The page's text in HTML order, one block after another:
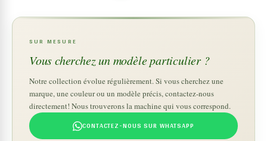
SUR MESURE
Vous cherchez un modèle particulier ?
Notre collection évolue régulièrement. Si vous cherchez une
marque, une couleur ou un modèle précis, contactez-nous
directement! Nous trouverons la machine qui vous correspond.
CONTACTEZ-NOUS SUR WHATSAPP